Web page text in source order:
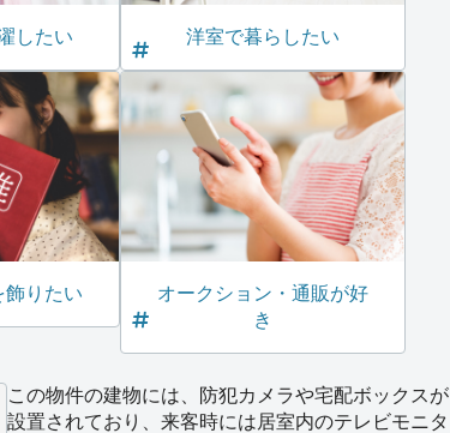
したい 洋室で暮らしたい
飾りたい
オークション・通販が好
き
この物件の建物には、防犯カメラや宅配ボックスが
設置されており、来客時には居室内のテレビモニタ